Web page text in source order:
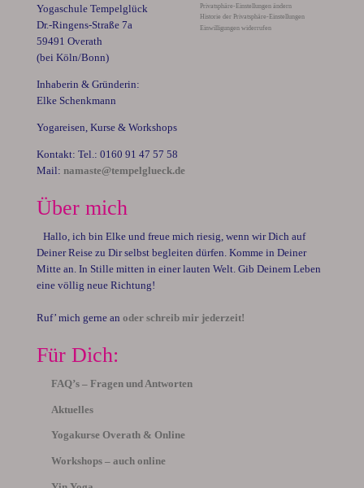
Yogaschule Tempelglück
Dr.-Ringens-Straße 7a
59491 Overath
(bei Köln/Bonn)
Inhaberin & Gründerin:
Elke Schenkmann
Yogareisen, Kurse & Workshops
Kontakt: Tel.: 0160 91 47 57 58
Mail: namaste@tempelglueck.de
Privatsphäre-Einstellungen ändern
Historie der Privatsphäre-Einstellungen
Einwilligungen widerrufen
Über mich
Hallo, ich bin Elke und freue mich riesig, wenn wir Dich auf
Deiner Reise zu Dir selbst begleiten dürfen. Komme in Deiner
Mitte an. In Stille mitten in einer lauten Welt. Gib Deinem Leben
eine völlig neue Richtung!
Ruf’ mich gerne an oder schreib mir jederzeit!
Für Dich:
FAQ’s – Fragen und Antworten
Aktuelles
Yogakurse Overath & Online
Workshops – auch online